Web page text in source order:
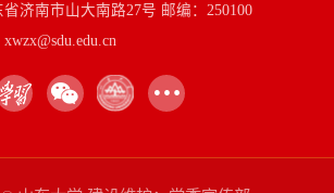
济南市山大南路27号 邮编：250100